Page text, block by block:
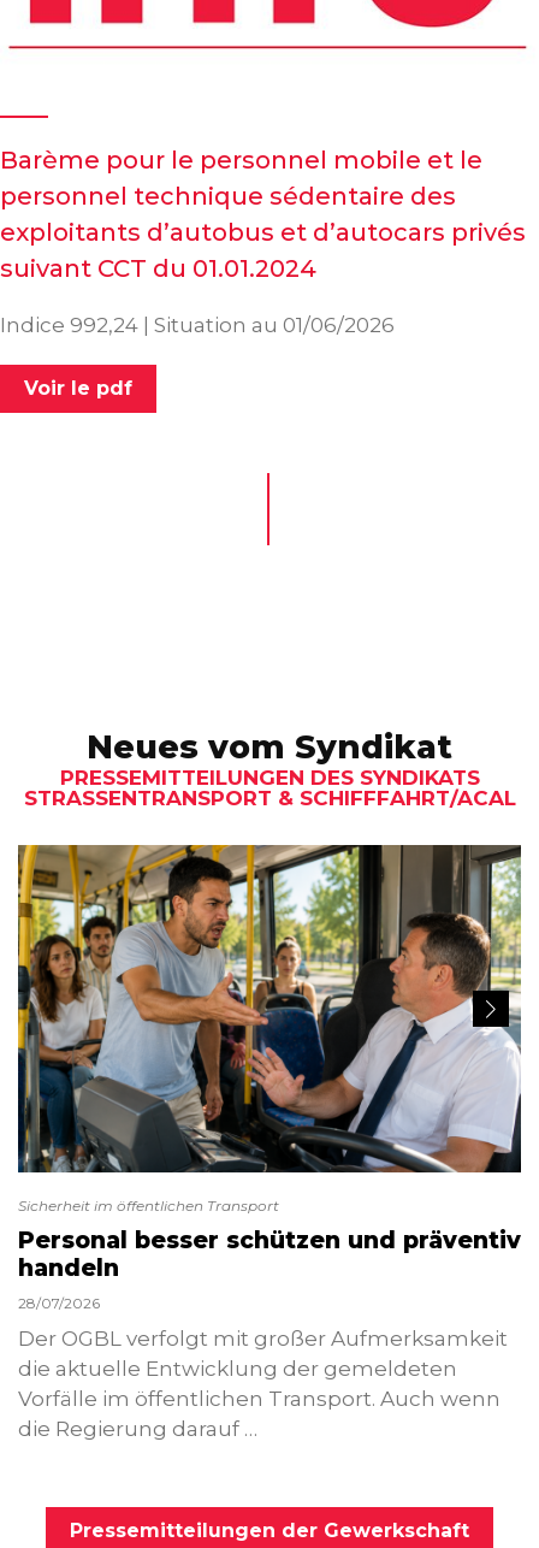
Barème pour le personnel mobile et le
personnel technique sédentaire des
exploitants d’autobus et d’autocars privés
suivant CCT du 01.01.2024
Indice 992,24 | Situation au 01/06/2026
Voir le pdf
Neues vom Syndikat
PRESSEMITTEILUNGEN DES SYNDIKATS
STRASSENTRANSPORT & SCHIFFFAHRT/ACAL
Sicherheit im öffentlichen Transport
Personal besser schützen und präventiv
handeln
28/07/2026
Der OGBL verfolgt mit großer Aufmerksamkeit
die aktuelle Entwicklung der gemeldeten
Vorfälle im öffentlichen Transport. Auch wenn
die Regierung darauf …
Pressemitteilungen der Gewerkschaft